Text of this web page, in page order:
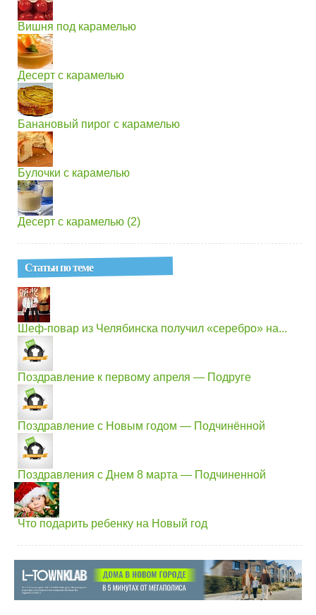
Вишня под карамелью
Десерт с карамелью
Банановый пирог с карамелью
Булочки с карамелью
Десерт с карамелью (2)
Статьи по теме
Шеф-повар из Челябинска получил «серебро» на...
Поздравление к первому апреля — Подруге
Поздравление с Новым годом — Подчинённой
Поздравления с Днем 8 марта — Подчиненной
Что подарить ребенку на Новый год